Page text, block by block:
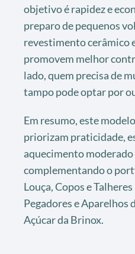
objetivo é rapidez e
preparo de pequenos
revestimento cerâmico
promovem melhor
lado, quem precisa de
tampo pode optar por
Em resumo, este
priorizam praticidade,
aquecimento
complementando o
Louça, Copos e
Pegadores e Aparelhos
Açúcar da Brinox.